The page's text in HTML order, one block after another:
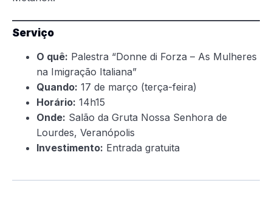
Serviço
O quê: Palestra “Donne di Forza – As Mulheres
na Imigração Italiana”
Quando: 17 de março (terça-feira)
Horário: 14h15
Onde: Salão da Gruta Nossa Senhora de
Lourdes, Veranópolis
Investimento: Entrada gratuita